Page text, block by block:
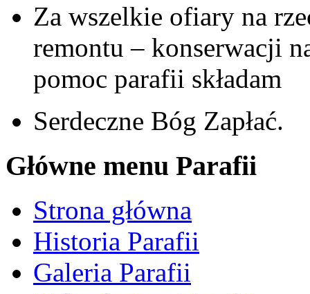
Za wszelkie ofiary na
remontu – konserwacji
pomoc parafii składam
Serdeczne Bóg Zapłać.
Główne menu Parafii
Strona główna
Historia Parafii
Galeria Parafii